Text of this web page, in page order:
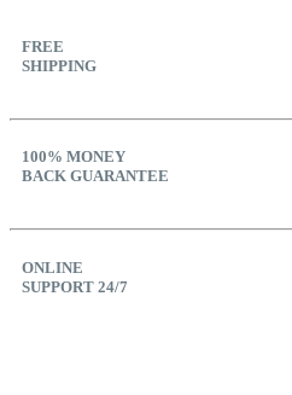
FREE
SHIPPING
100% MONEY
BACK GUARANTEE
ONLINE
SUPPORT 24/7